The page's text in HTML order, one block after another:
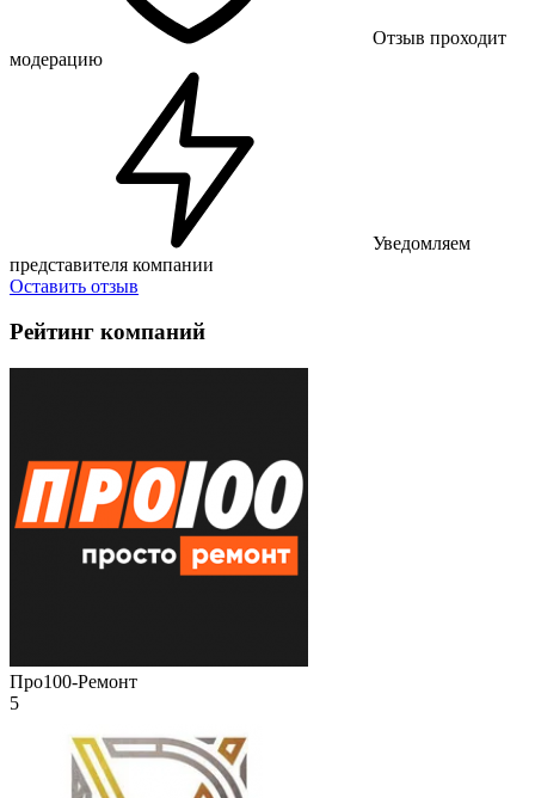
Отзыв проходит
модерацию
Уведомляем
представителя компании
Оставить отзыв
Рейтинг компаний
Про100-Ремонт
5